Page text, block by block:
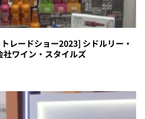
レードショー2023] シドルリー・
社ワイン・スタイルズ